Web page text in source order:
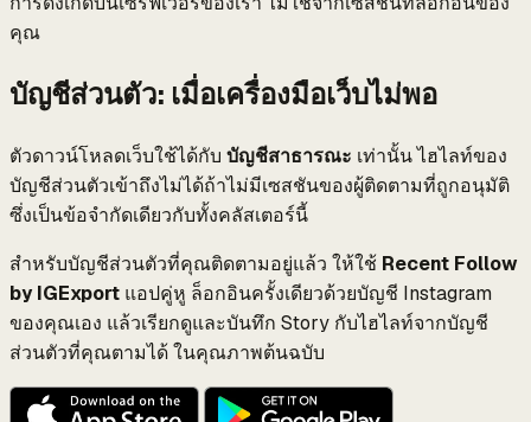
คุณ
บัญชีส่วนตัว: เมื่อเครื่องมือเว็บไม่พอ
ตัวดาวน์โหลดเว็บใช้ได้กับ บัญชีสาธารณะ เท่านั้น ไฮไลท์ของ
บัญชีส่วนตัวเข้าถึงไม่ได้ถ้าไม่มีเซสชันของผู้ติดตามที่ถูกอนุมัติ
ซึ่งเป็นข้อจำกัดเดียวกับทั้งคลัสเตอร์นี้
สำหรับบัญชีส่วนตัวที่คุณติดตามอยู่แล้ว ให้ใช้ Recent Follow
by IGExport แอปคู่หู ล็อกอินครั้งเดียวด้วยบัญชี Instagram
ของคุณเอง แล้วเรียกดูและบันทึก Story กับไฮไลท์จากบัญชี
ส่วนตัวที่คุณตามได้ ในคุณภาพต้นฉบับ